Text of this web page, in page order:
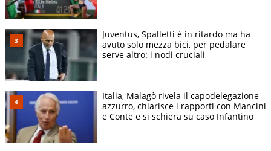
Juventus, Spalletti è in ritardo ma ha
avuto solo mezza bici, per pedalare
serve altro: i nodi cruciali
Italia, Malagò rivela il capodelegazione
azzurro, chiarisce i rapporti con Mancini
e Conte e si schiera su caso Infantino